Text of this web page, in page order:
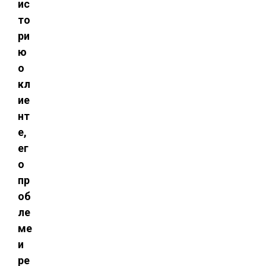
ис
то
ри
ю
о
кл
ие
нт
е,
ег
о
пр
об
ле
ме
и
ре